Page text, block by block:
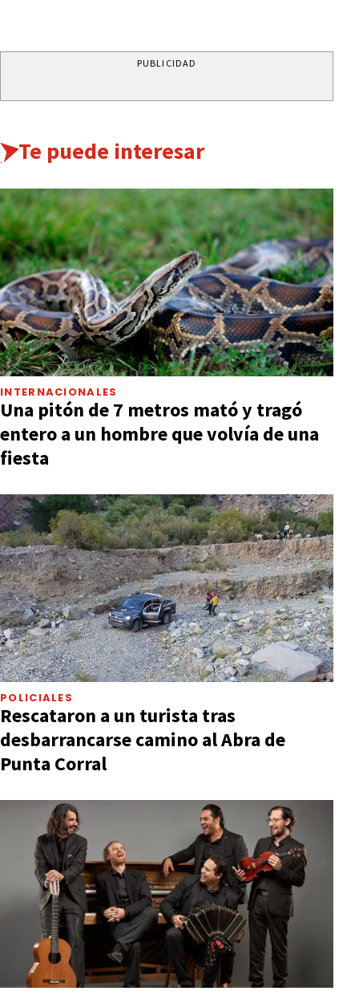
PUBLICIDAD
Te puede interesar
INTERNACIONALES
Una pitón de 7 metros mató y tragó
entero a un hombre que volvía de una
fiesta
POLICIALES
Rescataron a un turista tras
desbarrancarse camino al Abra de
Punta Corral